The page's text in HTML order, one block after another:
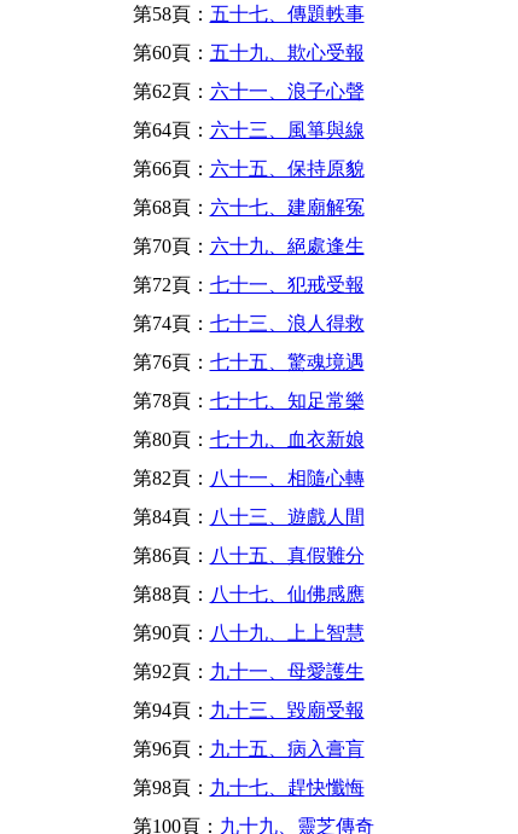
第58頁： 五十七、傳題軼事
第60頁： 五十九、欺心受報
第62頁： 六十一、浪子心聲
第64頁： 六十三、風箏與線
第66頁： 六十五、保持原貌
第68頁： 六十七、建廟解冤
第70頁： 六十九、絕處逢生
第72頁： 七十一、犯戒受報
第74頁： 七十三、浪人得救
第76頁： 七十五、驚魂境遇
第78頁： 七十七、知足常樂
第80頁： 七十九、血衣新娘
第82頁： 八十一、相隨心轉
第84頁： 八十三、遊戲人間
第86頁： 八十五、真假難分
第88頁： 八十七、仙佛感應
第90頁： 八十九、上上智慧
第92頁： 九十一、母愛護生
第94頁： 九十三、毀廟受報
第96頁： 九十五、病入膏肓
第98頁： 九十七、趕快懺悔
第100頁： 九十九、靈芝傳奇